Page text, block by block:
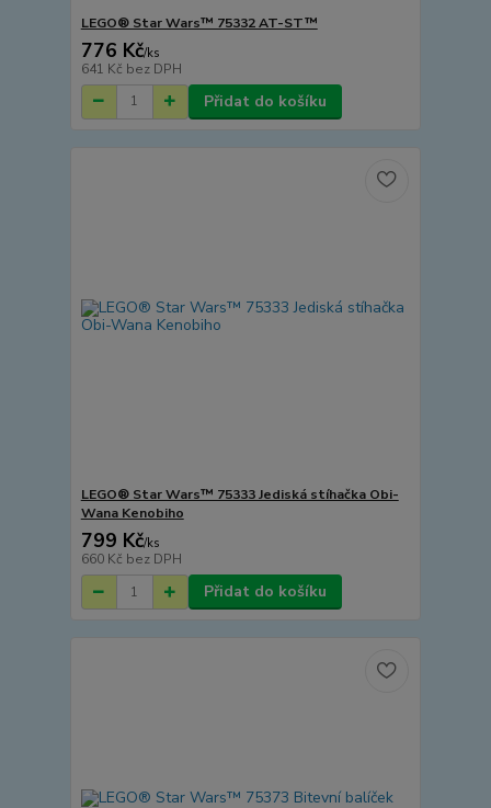
LEGO® Star Wars™ 75332 AT-ST™
776 Kč/ks
641 Kč bez DPH
Přidat do košíku
LEGO® Star Wars™ 75333 Jediská stíhačka Obi-
Wana Kenobiho
799 Kč/ks
660 Kč bez DPH
Přidat do košíku